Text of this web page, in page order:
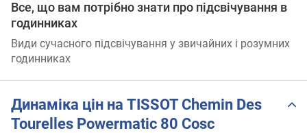
Все, що вам потрібно знати про підсвічування в
годинниках
Види сучасного підсвічування у звичайних і розумних
годинниках
Динаміка цін на TISSOT Chemin Des
Tourelles Powermatic 80 Cosc